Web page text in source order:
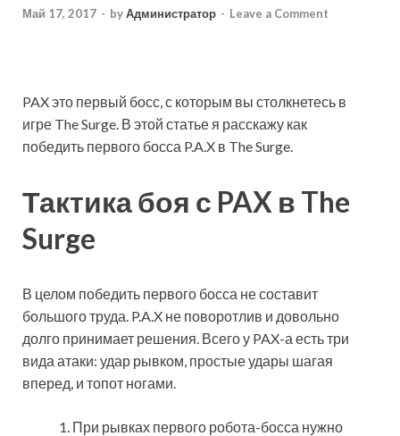
Май 17, 2017 - byАдминистратор - Leave a Comment
PAX это первый босс, с которым вы столкнетесь в
игре The Surge. В этой статье я расскажу как
победить первого босса P.A.X в The Surge.
Тактика боя с PAX в The
Surge
В целом победить первого босса не составит
большого труда. P.A.X не поворотлив и довольно
долго принимает решения. Всего у PAX-а есть три
вида атаки: удар рывком, простые удары шагая
вперед, и топот ногами.
При рывках первого робота-босса нужно